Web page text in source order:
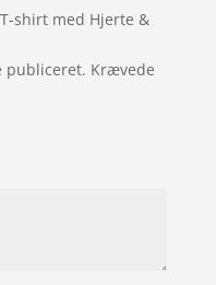
shirt med Hjerte &
publiceret. Krævede